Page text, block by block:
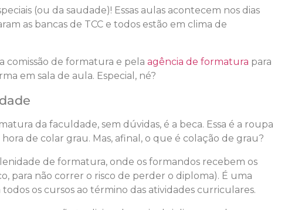
(ou da saudade)! Essas aulas acontecem nos dias
as bancas de TCC e todos estão em clima de
comissão de formatura e pela agência de formatura para
em sala de aula. Especial, né?
da faculdade, sem dúvidas, é a beca. Essa é a roupa
de colar grau. Mas, afinal, o que é colação de grau?
de formatura, onde os formandos recebem os
para não correr o risco de perder o diploma). É uma
os cursos ao término das atividades curriculares.